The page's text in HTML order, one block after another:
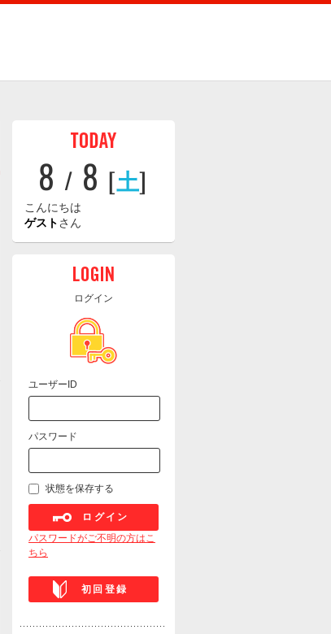
8 / 8 [土]
こんにちは
ゲストさん
ログイン
ユーザーID
パスワード
状態を保存する
ログイン
パスワードがご不明の方はこ
ちら
初回登録